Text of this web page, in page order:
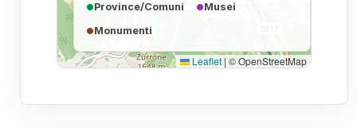
Leaflet | © OpenStreetMap
Province/Comuni
Musei
Monumenti